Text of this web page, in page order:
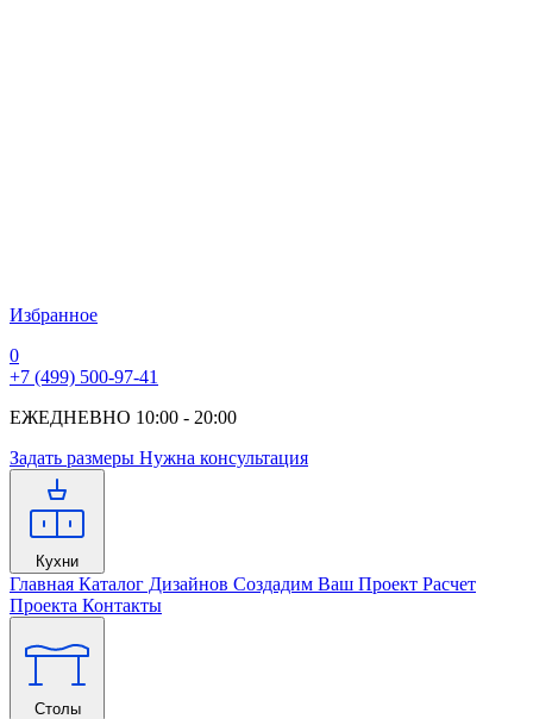
Избранное
0
+7 (499) 500-97-41
ЕЖЕДНЕВНО 10:00 - 20:00
Задать размеры Нужна консультация
Кухни
Главная Каталог Дизайнов Создадим Ваш Проект Расчет
Проекта Контакты
Столы